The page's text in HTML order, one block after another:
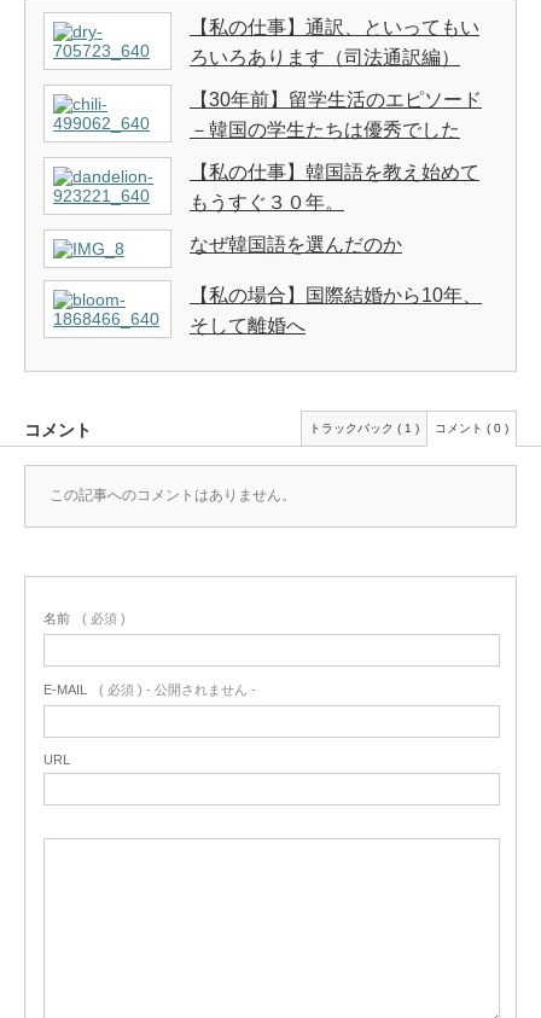
【私の仕事】通訳、といってもい
ろいろあります（司法通訳編）
【30年前】留学生活のエピソード
－韓国の学生たちは優秀でした
【私の仕事】韓国語を教え始めて
もうすぐ３０年。
なぜ韓国語を選んだのか
【私の場合】国際結婚から10年、
そして離婚へ
コメント トラックバック ( 1 ) コメント ( 0 )
この記事へのコメントはありません。
名前 ( 必須 )
E-MAIL ( 必須 ) - 公開されません -
URL